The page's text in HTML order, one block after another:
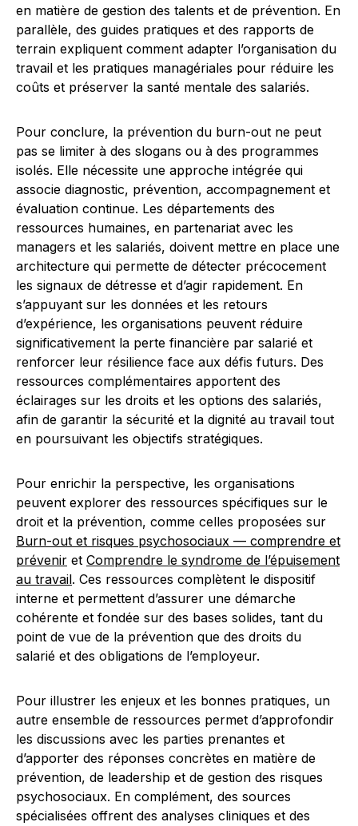
en matière de gestion des talents et de prévention. En
parallèle, des guides pratiques et des rapports de
terrain expliquent comment adapter l’organisation du
travail et les pratiques managériales pour réduire les
coûts et préserver la santé mentale des salariés.
Pour conclure, la prévention du burn-out ne peut
pas se limiter à des slogans ou à des programmes
isolés. Elle nécessite une approche intégrée qui
associe diagnostic, prévention, accompagnement et
évaluation continue. Les départements des
ressources humaines, en partenariat avec les
managers et les salariés, doivent mettre en place une
architecture qui permette de détecter précocement
les signaux de détresse et d’agir rapidement. En
s’appuyant sur les données et les retours
d’expérience, les organisations peuvent réduire
significativement la perte financière par salarié et
renforcer leur résilience face aux défis futurs. Des
ressources complémentaires apportent des
éclairages sur les droits et les options des salariés,
afin de garantir la sécurité et la dignité au travail tout
en poursuivant les objectifs stratégiques.
Pour enrichir la perspective, les organisations
peuvent explorer des ressources spécifiques sur le
droit et la prévention, comme celles proposées sur
Burn-out et risques psychosociaux — comprendre et
prévenir et Comprendre le syndrome de l’épuisement
au travail. Ces ressources complètent le dispositif
interne et permettent d’assurer une démarche
cohérente et fondée sur des bases solides, tant du
point de vue de la prévention que des droits du
salarié et des obligations de l’employeur.
Pour illustrer les enjeux et les bonnes pratiques, un
autre ensemble de ressources permet d’approfondir
les discussions avec les parties prenantes et
d’apporter des réponses concrètes en matière de
prévention, de leadership et de gestion des risques
psychosociaux. En complément, des sources
spécialisées offrent des analyses cliniques et des